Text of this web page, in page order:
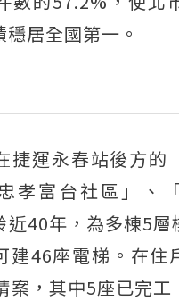
居全國第一。
捷運永春站後方的
孝富台社區」、
近40年，為多棟5層
建46座電梯。在住
案，其中5座已完工